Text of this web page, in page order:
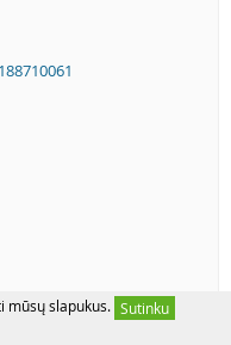
mūsų slapukus. Sutinku
188710061